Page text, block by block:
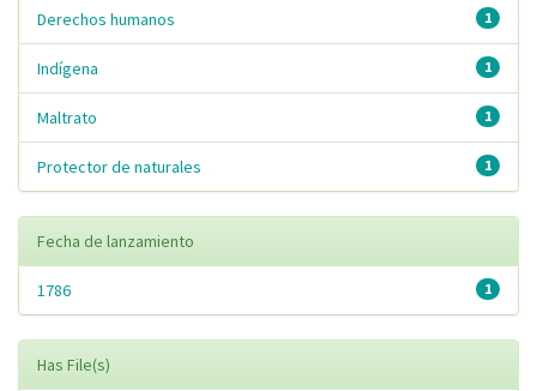
1
Derechos humanos
1
Indígena
1
Maltrato
1
Protector de naturales
Fecha de lanzamiento
1
1786
Has File(s)